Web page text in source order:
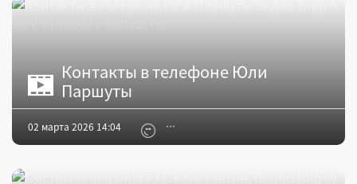
Контакты в телефоне Юли
Паршуты
02 марта 2026 14:04